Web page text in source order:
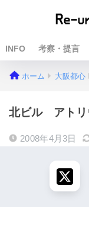
INFO 考察・提言
ホーム 大阪都心
北ビル アトリ
2008年4月3日